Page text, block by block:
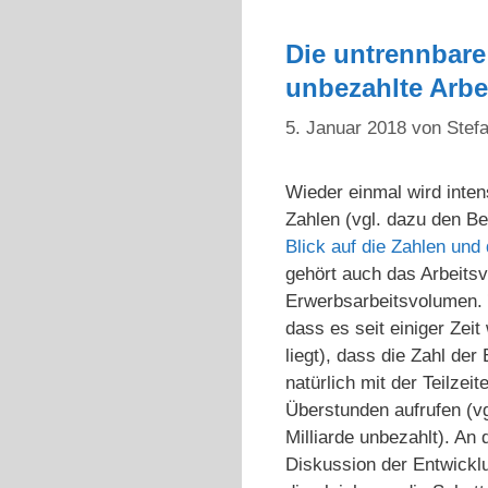
Die
unbezahlte
5. Januar 2018 von
Wieder einmal wird
Zahlen (vgl. dazu den
Blick auf die Zahlen
gehört auch das
dass es seit einiger Zeit
liegt), dass die Zahl der
natürlich mit der
Überstunden aufrufen
Milliarde unbezahlt). An
Diskussion der